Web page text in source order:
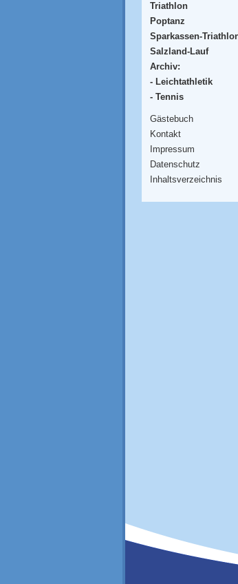
Triathlon
Poptanz
Sparkassen-
Salzland-Lauf
Archiv:
- Leichtathletik
- Tennis
Gästebuch
Kontakt
Impressum
Datenschutz
Inhaltsverzeichnis